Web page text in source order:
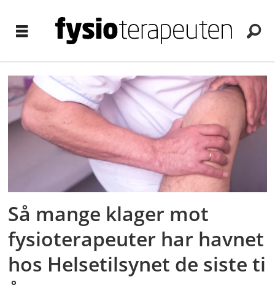
Tag:
helsetilsynet
Så mange klager mot
fysioterapeuter har havnet
hos Helsetilsynet de siste ti